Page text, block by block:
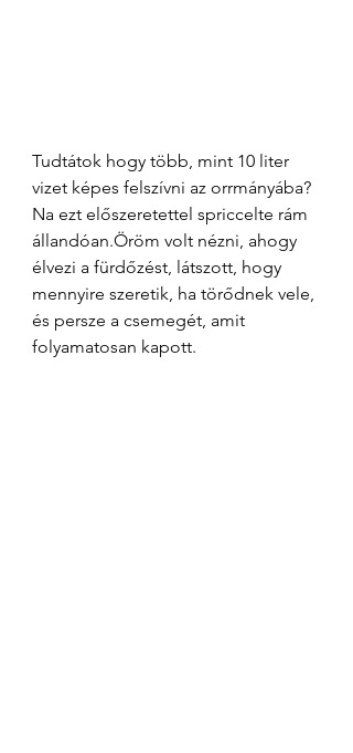
Tudtátok hogy több, mint 10 liter
vizet képes felszívni az orrmányába?
Na ezt előszeretettel spriccelte rám
állandóan.Öröm volt nézni, ahogy
élvezi a fürdőzést, látszott, hogy
mennyire szeretik, ha törődnek vele,
és persze a csemegét, amit
folyamatosan kapott.